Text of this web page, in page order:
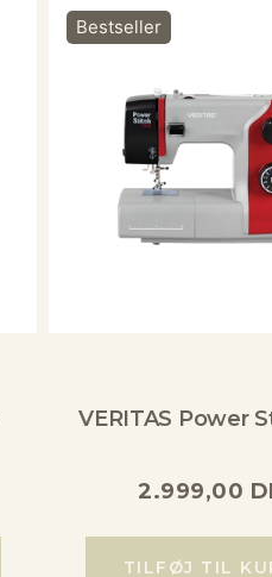
Bestseller
VERITAS Power
2.999,00
TILFØJ TIL